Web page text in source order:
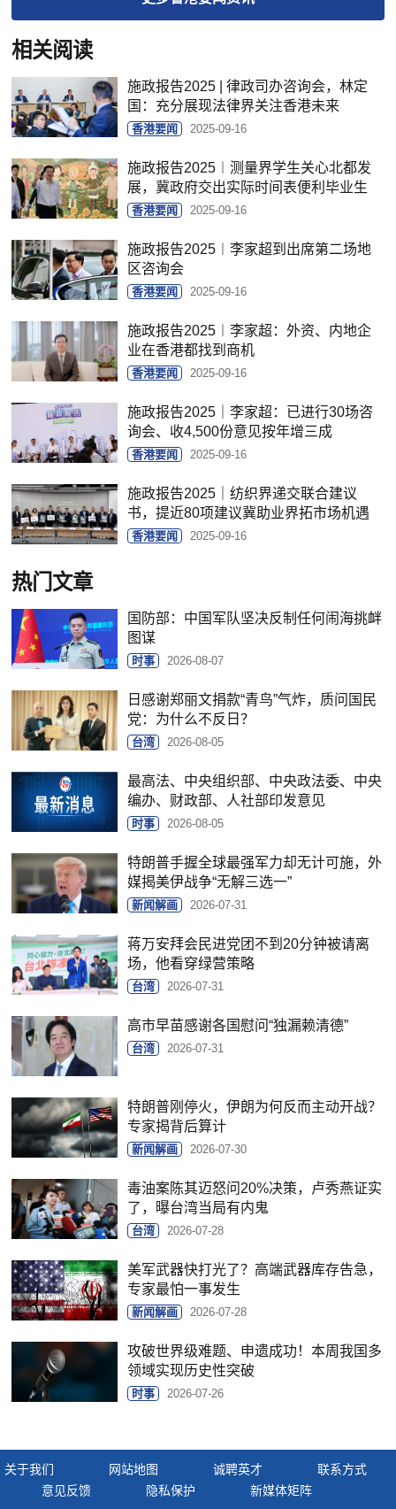
相关阅读
施政报告2025 | 律政司办咨询会，林定
国：充分展现法律界关注香港未来
香港要闻 2025-09-16
施政报告2025︱测量界学生关心北都发
展，冀政府交出实际时间表便利毕业生
香港要闻 2025-09-16
施政报告2025︱李家超到出席第二场地
区咨询会
香港要闻 2025-09-16
施政报告2025︱李家超：外资、内地企
业在香港都找到商机
香港要闻 2025-09-16
施政报告2025｜李家超：已进行30场咨
询会、收4,500份意见按年增三成
香港要闻 2025-09-16
施政报告2025｜纺织界递交联合建议
书，提近80项建议冀助业界拓市场机遇
香港要闻 2025-09-16
热门文章
国防部：中国军队坚决反制任何闹海挑衅
图谋
时事 2026-08-07
日感谢郑丽文捐款“青鸟”气炸，质问国民
党：为什么不反日？
台湾 2026-08-05
最高法、中央组织部、中央政法委、中央
编办、财政部、人社部印发意见
时事 2026-08-05
特朗普手握全球最强军力却无计可施，外
媒揭美伊战争“无解三选一”
新闻解画 2026-07-31
蒋万安拜会民进党团不到20分钟被请离
场，他看穿绿营策略
台湾 2026-07-31
高市早苗感谢各国慰问“独漏赖清德”
台湾 2026-07-31
特朗普刚停火，伊朗为何反而主动开战？
专家揭背后算计
新闻解画 2026-07-30
毒油案陈其迈怒问20%决策，卢秀燕证实
了，曝台湾当局有内鬼
台湾 2026-07-28
美军武器快打光了？高端武器库存告急，
专家最怕一事发生
新闻解画 2026-07-28
攻破世界级难题、申遗成功！本周我国多
领域实现历史性突破
时事 2026-07-26
关于我们 网站地图 诚聘英才
联系方式
意见反馈
隐私保护 新媒体矩阵